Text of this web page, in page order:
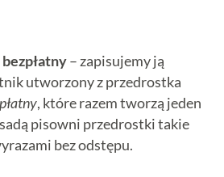
bezpłatny– zapisujemy ją
utworzony z przedrostka
płatny, które razem tworzą jeden
pisowni przedrostki takie
bez odstępu.